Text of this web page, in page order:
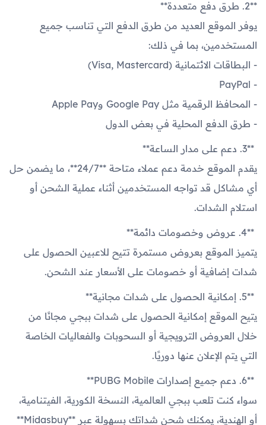
**2. طرق دفع متعددة**
يوفر الموقع العديد من طرق الدفع التي تناسب جميع
المستخدمين، بما في ذلك:
- البطاقات الائتمانية (Visa, Mastercard)
- PayPal
- المحافظ الرقمية مثل Google Pay وApple Pay
- طرق الدفع المحلية في بعض الدول
**3. دعم على مدار الساعة**
يقدم الموقع خدمة دعم عملاء متاحة **24/7**، ما يضمن حل
أي مشاكل قد تواجه المستخدمين أثناء عملية الشحن أو
استلام الشدات.
**4. عروض وخصومات دائمة**
يتميز الموقع بعروض مستمرة تتيح للاعبين الحصول على
شدات إضافية أو خصومات على الأسعار عند الشحن.
**5. إمكانية الحصول على شدات مجانية**
يتيح الموقع إمكانية الحصول على شدات ببجي مجانًا من
خلال العروض الترويجية أو السحوبات والفعاليات الخاصة
التي يتم الإعلان عنها دوريًا.
**6. دعم جميع إصدارات PUBG Mobile**
سواء كنت تلعب ببجي العالمية، النسخة الكورية، الفيتنامية،
أو الهندية، يمكنك شحن شداتك بسهولة عبر **Midasbuy**